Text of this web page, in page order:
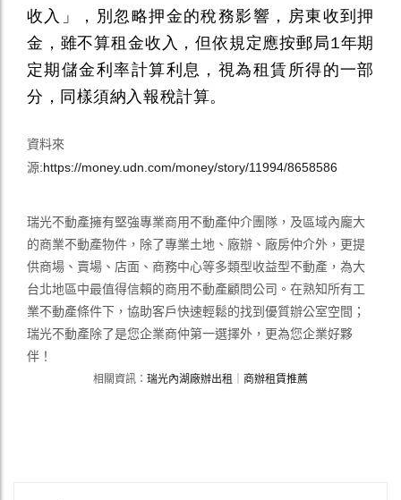
收入」，別忽略押金的稅務影響，房東收到押
金，雖不算租金收入，但依規定應按郵局1年期
定期儲金利率計算利息，視為租賃所得的一部
分，同樣須納入報稅計算。
資料來
源:https://money.udn.com/money/story/11994/8658586
瑞光不動產擁有堅強專業商用不動產仲介團隊，及區域內龐大
的商業不動產物件，除了專業土地、廠辦、廠房仲介外，更提
供商場、賣場、店面、商務中心等多類型收益型不動產，為大
台北地區中最值得信賴的商用不動產顧問公司。在熟知所有工
業不動產條件下，協助客戶快速輕鬆的找到優質辦公室空間；
瑞光不動產除了是您企業商仲第一選擇外，更為您企業好夥
伴！
相關資訊： 瑞光內湖廠辦出租 商辦租賃推薦